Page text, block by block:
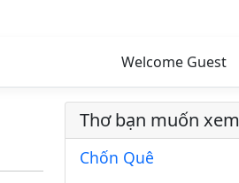
Welcome Guest
Thơ bạn muốn xem
Chốn Quê